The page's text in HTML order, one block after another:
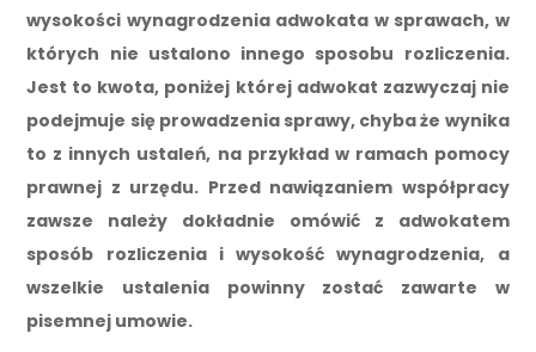
wysokości wynagrodzenia adwokata w sprawach, w
których nie ustalono innego sposobu rozliczenia.
Jest to kwota, poniżej której adwokat zazwyczaj nie
podejmuje się prowadzenia sprawy, chyba że wynika
to z innych ustaleń, na przykład w ramach pomocy
prawnej z urzędu. Przed nawiązaniem współpracy
zawsze należy dokładnie omówić z adwokatem
sposób rozliczenia i wysokość wynagrodzenia, a
wszelkie ustalenia powinny zostać zawarte w
pisemnej umowie.